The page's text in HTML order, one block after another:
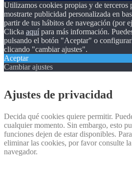
Utilizamos cookies propias y de terceros
mostrarte publicidad personalizada en
partir de tus hábitos de navegación (por
Clicka aquípara más información.
pulsando el botón "Aceptar" o
clicando "cambiar ajustes".
Aceptar
Cambiar ajustes
Ajustes de privacidad
Decida qué cookies quiere permitir.
cualquier momento. Sin embargo, esto
funciones dejen de estar disponibles.
eliminar las cookies, por favor consulte
navegador.